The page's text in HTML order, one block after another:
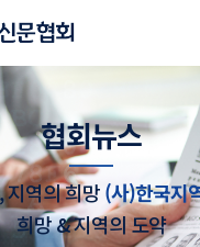
협회뉴스
지역의 희망(사)한국지
희망 & 지역의 도약